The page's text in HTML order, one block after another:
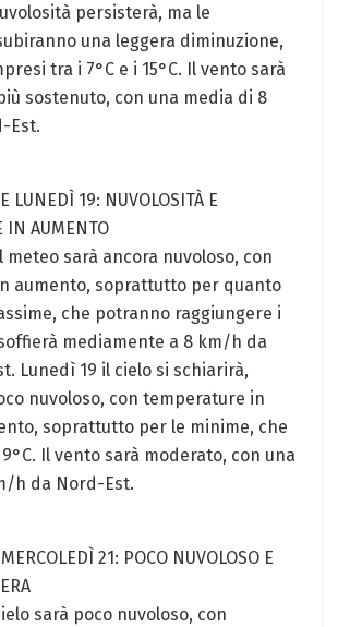
persisterà, ma le
una leggera diminuzione,
tra i 7°C e i 15°C. Il vento sarà
sostenuto, con una media di 8
Est.
LUNEDÌ 19: NUVOLOSITÀ E
IN AUMENTO
meteo sarà ancora nuvoloso, con
aumento, soprattutto per quanto
che potranno raggiungere i
mediamente a 8 km/h da
Lunedì 19 il cielo si schiarirà,
nuvoloso, con temperature in
soprattutto per le minime, che
Il vento sarà moderato, con una
h da Nord-Est.
21: POCO NUVOLOSO E
sarà poco nuvoloso, con